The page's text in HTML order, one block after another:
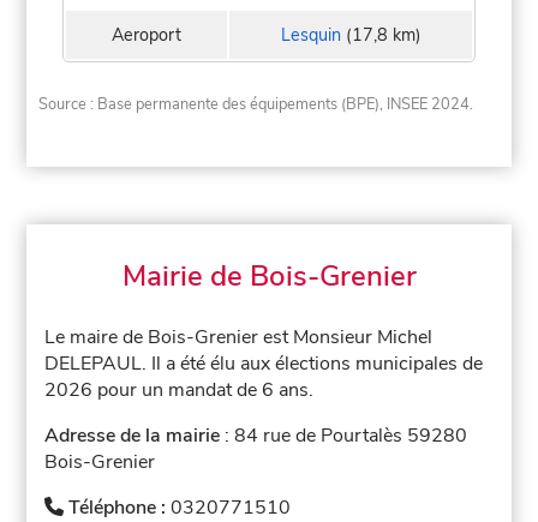
Aeroport Lesquin(17,8 km)
Source : Base permanente des équipements (BPE), INSEE 2024.
Mairie de Bois-Grenier
Le maire de Bois-Grenier est Monsieur Michel
DELEPAUL. Il a été élu aux élections municipales de
2026 pour un mandat de 6 ans.
Adresse de la mairie : 84 rue de Pourtalès 59280
Bois-Grenier
Téléphone :0320771510